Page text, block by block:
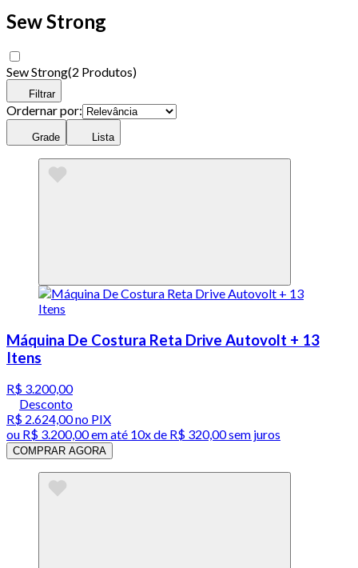
Sew Strong
Sew Strong(2 Produtos)
Filtrar
Ordernar por:
Grade Lista
Máquina De Costura Reta Drive Autovolt + 13
Itens
R$ 3.200,00
Desconto
R$ 2.624,00no PIX
ou R$ 3.200,00em até 10x de R$ 320,00 sem juros
COMPRAR AGORA